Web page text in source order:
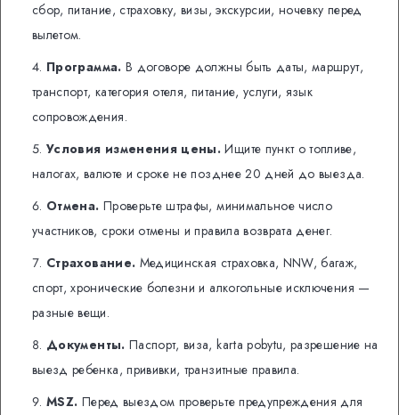
сбор, питание, страховку, визы, экскурсии, ночевку перед
вылетом.
Программа. В договоре должны быть даты, маршрут,
транспорт, категория отеля, питание, услуги, язык
сопровождения.
Условия изменения цены. Ищите пункт о топливе,
налогах, валюте и сроке не позднее 20 дней до выезда.
Отмена. Проверьте штрафы, минимальное число
участников, сроки отмены и правила возврата денег.
Страхование. Медицинская страховка, NNW, багаж,
спорт, хронические болезни и алкогольные исключения —
разные вещи.
Документы. Паспорт, виза, karta pobytu, разрешение на
выезд ребенка, прививки, транзитные правила.
MSZ. Перед выездом проверьте предупреждения для